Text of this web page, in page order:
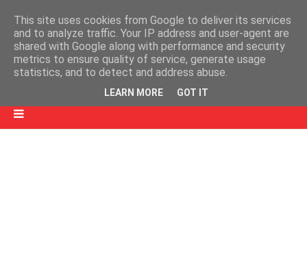
This site uses cookies from Google to deliver its services
and to analyze traffic. Your IP address and user-agent are
shared with Google along with performance and security
metrics to ensure quality of service, generate usage
statistics, and to detect and address abuse.
LEARN MORE GOT IT